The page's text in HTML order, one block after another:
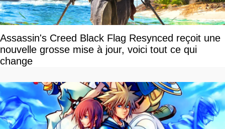
Assassin's Creed Black Flag Resynced reçoit une
nouvelle grosse mise à jour, voici tout ce qui
change